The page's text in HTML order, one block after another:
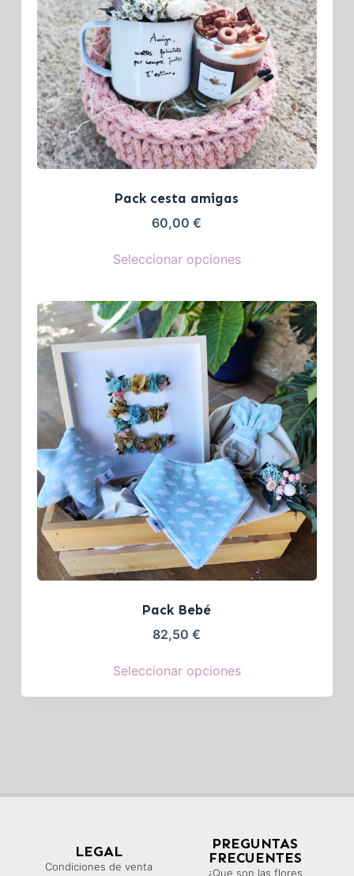
Pack cesta amigas
60,00€
Seleccionar opciones
Pack Bebé
82,50€
Seleccionar opciones
LEGAL
Condiciones de venta
PREGUNTAS
FRECUENTES
¿Que son las flores